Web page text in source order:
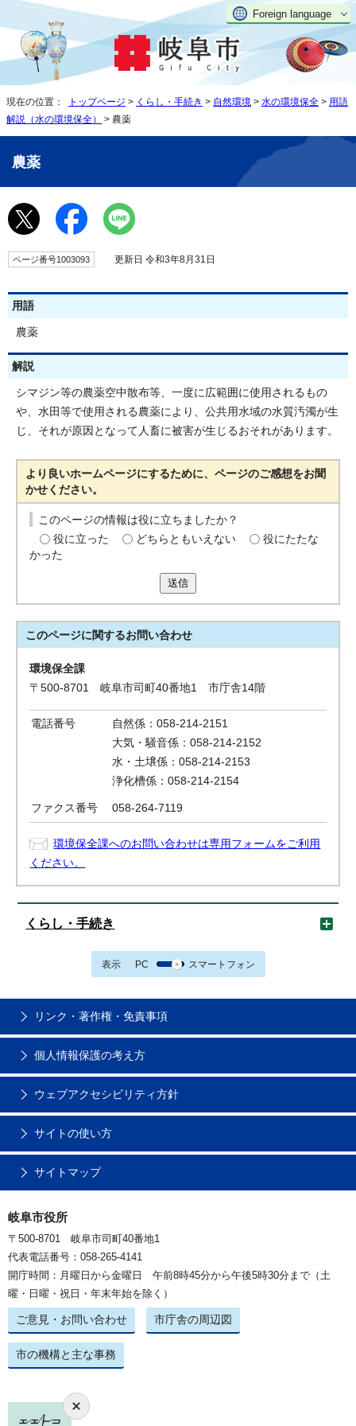
Foreign language
現在の位置： トップページ > くらし・手続き > 自然環境 > 水の環境保全 > 用語
解説（水の環境保全）
> 農薬
農薬
ページ番号1003093 更新日 令和3年8月31日
用語
農薬
解説
シマジン等の農薬空中散布等、一度に広範囲に使用されるもの
や、水田等で使用される農薬により、公共用水域の水質汚濁が生
じ、それが原因となって人畜に被害が生じるおそれがあります。
より良いホームページにするために、ページのご感想をお聞
かせください。
このページの情報は役に立ちましたか？
役に立った
どちらともいえない
役にたたな
かった
送信
このページに関するお問い合わせ
環境保全課
〒500-8701 岐阜市司町40番地1 市庁舎14階
電話番号
自然係：058-214-2151
大気・騒音係：058-214-2152
水・土壌係：058-214-2153
浄化槽係：058-214-2154
ファクス番号 058-264-7119
環境保全課へのお問い合わせは専用フォームをご利用
ください。
くらし・手続き
表示 PC スマートフォン
リンク・著作権・免責事項
個人情報保護の考え方
ウェブアクセシビリティ方針
サイトの使い方
サイトマップ
岐阜市役所
〒500-8701 岐阜市司町40番地1
代表電話番号：058-265-4141
開庁時間：月曜日から金曜日 午前8時45分から午後5時30分まで（土
曜・日曜・祝日・年末年始を除く）
ご意見・お問い合わせ 市庁舎の周辺図
市の機構と主な事務